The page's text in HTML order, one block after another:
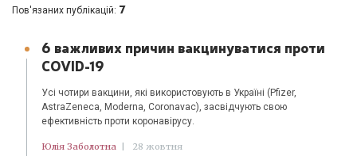
Пов'язаних публікацій: 7
6 важливих причин вакцинуватися проти
COVID-19
Усі чотири вакцини, які використовують в Україні (Pfizer,
AstraZeneca, Moderna, Coronavac), засвідчують свою
ефективність проти коронавірусу.
Юлія Заболотна | 28 жовтня